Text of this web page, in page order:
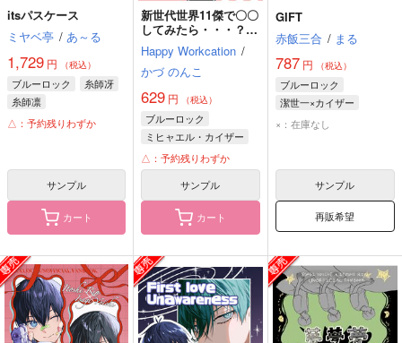
itsパスケース
ミヤベ亭 / あ～る
1,729 円 （税込）
ブルーロック
糸師冴
糸師凛
△：予約残りわずか
サンプル
カート
新世代世界11傑で〇〇
してみたら・・・？
Vol.1
Happy Workcation /
かづ のんこ
629 円 （税込）
ブルーロック
ミヒャエル・カイザー
糸師冴
△：予約残りわずか
サンプル
カート
GIFT
赤飯三合 / まる
787円 （税込）
ブルーロック
潔世一×カイザー
潔世一
×：在庫なし
サンプル
再販希望